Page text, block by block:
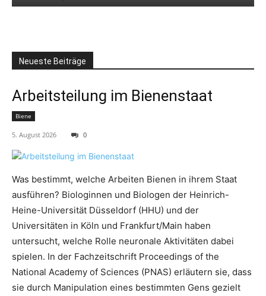
Neueste Beiträge
Arbeitsteilung im Bienenstaat
Biene
5. August 2026 0
Was bestimmt, welche Arbeiten Bienen in ihrem Staat
ausführen? Biologinnen und Biologen der Heinrich-
Heine-Universität Düsseldorf (HHU) und der
Universitäten in Köln und Frankfurt/Main haben
untersucht, welche Rolle neuronale Aktivitäten dabei
spielen. In der Fachzeitschrift Proceedings of the
National Academy of Sciences (PNAS) erläutern sie, dass
sie durch Manipulation eines bestimmten Gens gezielt